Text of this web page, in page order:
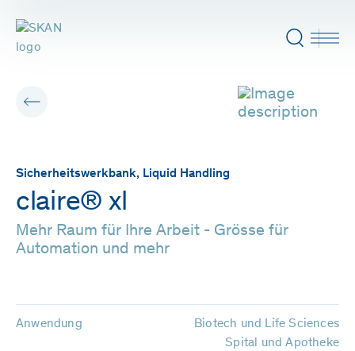
Sicherheitswerkbank, Liquid Handling
claire® xl
Mehr Raum für Ihre Arbeit - Grösse für
Automation und mehr
Anwendung
Biotech und Life Sciences
Spital und Apotheke